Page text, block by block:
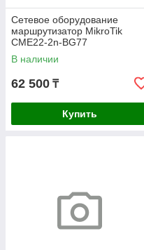
Сетевое оборудование
маршрутизатор MikroTik
CME22-2n-BG77
В наличии
62 500 ₸
Купить